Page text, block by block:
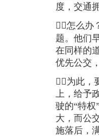
度，交通
怎么办
题。他们
在同样的
优先公交
为此，
上，给予
驶的“特权
大，而公
施落后，